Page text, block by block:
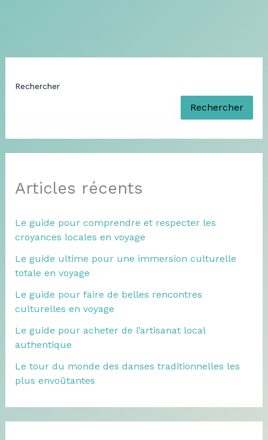
Rechercher
Rechercher
Articles récents
Le guide pour comprendre et respecter les
croyances locales en voyage
Le guide ultime pour une immersion culturelle
totale en voyage
Le guide pour faire de belles rencontres
culturelles en voyage
Le guide pour acheter de l’artisanat local
authentique
Le tour du monde des danses traditionnelles les
plus envoûtantes